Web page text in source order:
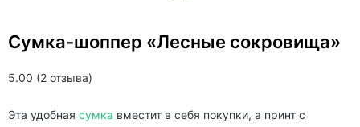
5.00 (2 отзыва)
Сумка-шоппер «Лесные сокровища»
Эта удобная сумка вместит в себя покупки, а принт с